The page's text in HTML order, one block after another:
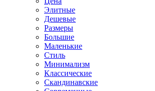
Элитные
Дешевые
Размеры
Большие
Маленькие
Стиль
Минимализм
Классические
Скандинавские